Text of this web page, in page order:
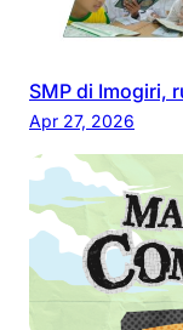
SMP di Imogiri,
Apr 27, 2026